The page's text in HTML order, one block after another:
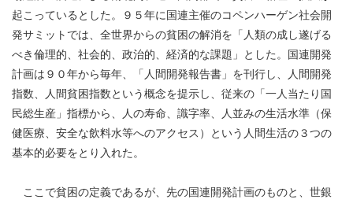
起こっているとした。９５年に国連主催のコペンハーゲン社会開
発サミットでは、全世界からの貧困の解消を「人類の成し遂げる
べき倫理的、社会的、政治的、経済的な課題」とした。国連開発
計画は９０年から毎年、「人間開発報告書」を刊行し、人間開発
指数、人間貧困指数という概念を提示し、従来の「一人当たり国
民総生産」指標から、人の寿命、識字率、人並みの生活水準（保
健医療、安全な飲料水等へのアクセス）という人間生活の３つの
基本的必要をとり入れた。
ここで貧困の定義であるが、先の国連開発計画のものと、世銀